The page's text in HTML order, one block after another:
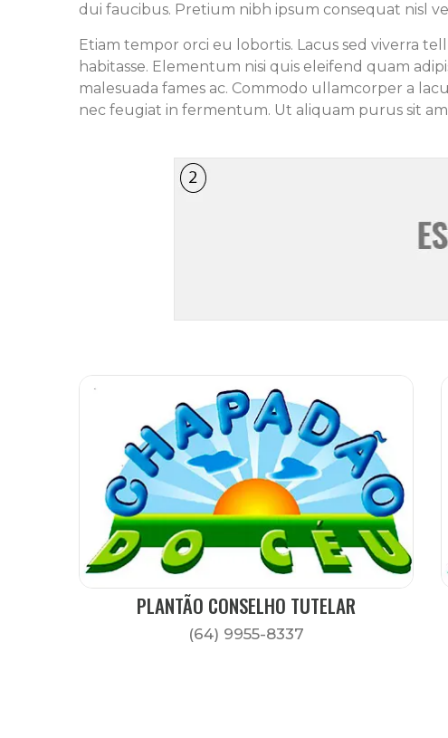
dui faucibus. Pretium nibh ipsum consequat nisl
Etiam tempor orci eu lobortis. Lacus sed viverra
habitasse. Elementum nisi quis eleifend quam
malesuada fames ac. Commodo ullamcorper a
nec feugiat in fermentum. Ut aliquam purus sit
PLANTÃO CONSELHO TUTELAR
(64) 9955-8337